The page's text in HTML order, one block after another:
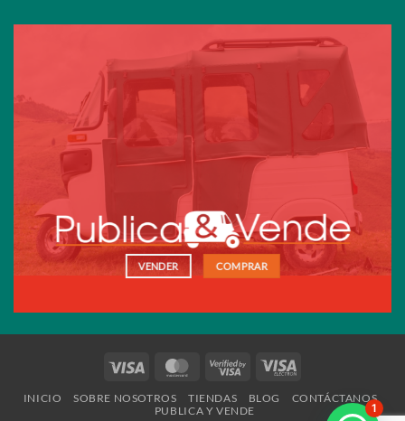
VENDER COMPRAR
Visa MasterCard
Visa
Visa
INICIO SOBRE NOSOTROS TIENDAS BLOG
CONTÁCTANOS
PUBLICA Y VENDE
1